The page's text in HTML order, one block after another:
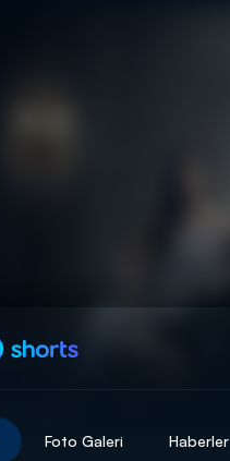
Foto Galeri Haberler